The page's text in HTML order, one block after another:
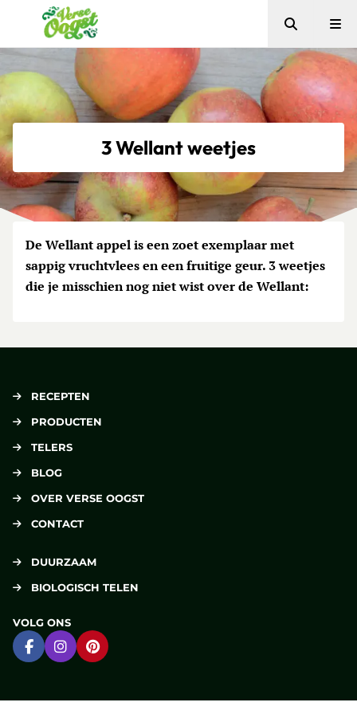
Verse Oogst
Zoeken
3 Wellant weetjes
De Wellant appel is een zoet exemplaar met
sappig vruchtvlees en een fruitige geur. 3 weetjes
die je misschien nog niet wist over de Wellant:
RECEPTEN
PRODUCTEN
TELERS
BLOG
OVER VERSE OOGST
CONTACT
DUURZAAM
BIOLOGISCH TELEN
VOLG ONS
Ga naar Facebook
Ga naar Instagram
Ga naar Pinterest